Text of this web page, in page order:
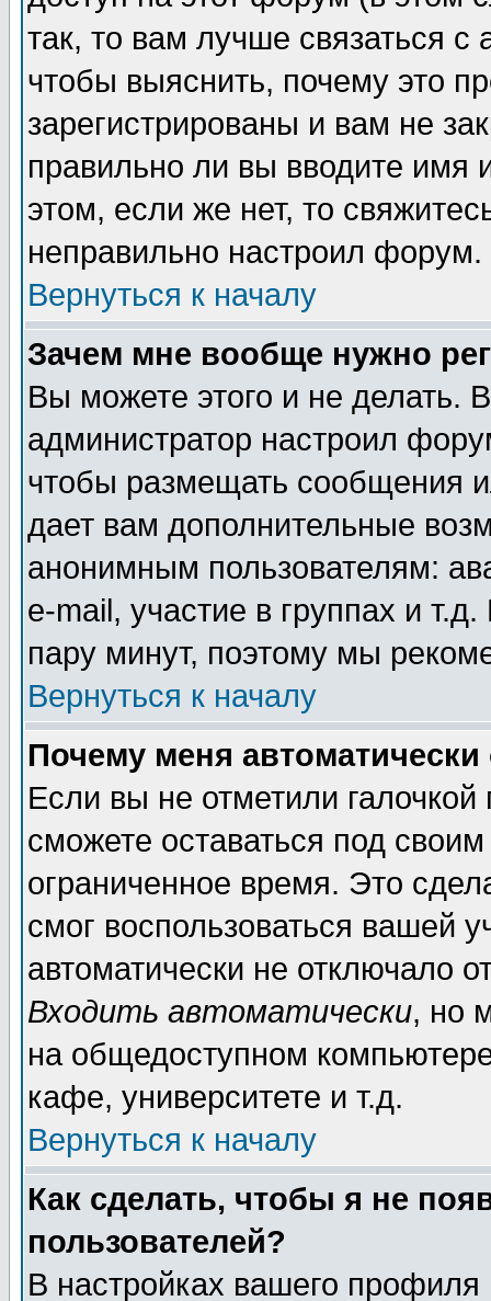
так, то вам лучше связаться
чтобы выяснить, почему это
зарегистрированы и вам не
правильно ли вы вводите
этом, если же нет, то
неправильно настроил форум.
Вернуться к началу
Зачем мне вообще нужно
Вы можете этого и не делать.
администратор настроил
чтобы размещать сообщения
дает вам дополнительные
анонимным пользователям:
e-mail, участие в группах и
пару минут, поэтому мы
Вернуться к началу
Почему меня автоматически
Если вы не отметили галочкой
сможете оставаться под
ограниченное время. Это
смог воспользоваться вашей
автоматически не отключало
Входить автоматически, но
на общедоступном
кафе, университете и т.д.
Вернуться к началу
Как сделать, чтобы я не
пользователей?
В настройках вашего